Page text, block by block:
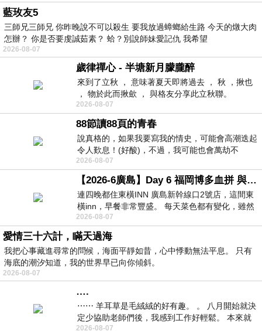
藍玫友5
三師兄三師兄 你昨晚說不可以殺生 要我放過蟑螂給生路 今天的燉大肉
怎辦？ 你是否要虔誠茹素？ 蛤？別說師妹愛記仇 我希望
2026-08-07
歲律禪心 - 半塘新月朦朧醉
來到了立秋 ， 意味著夏天即將過去 ， 秋 ，揪也
， 物於此而揪歛 ， 與格友分享此立秋聯。
2026-08-07
88節讀88頁的青春
說真格的，如果我要寫我的情史，可能會高潮迭起
令人歎息！(好酸)，不過，我可能也會萬劫不
復...，每天跪鍵盤還是被判了花心的罪
2026-08-07
【2026-6廣島】Day 6 福岡博多血拼 與機場接送少年司機深夜對談
連四晚都住東橫INN 廣島新幹線口2號店，這間東
橫inn，早餐非常豐盛。 每天菜色都有變化，雖然
看到工作人員拿出料理包加熱，但
2026-08-07
愛情三十六計，瞞天過海
我把心事藏進尋常的問候，海面平靜如昔，心中悸動無法平息。 只有
海底的潮汐知道，我的世界早已向你傾斜。
2026-08-07
….
⋯⋯ 羊耳草是毛絨絨的好有趣。 。 八月開始就決
定少協助老師們後，我感到工作好輕鬆。 本來就
2026-08-07